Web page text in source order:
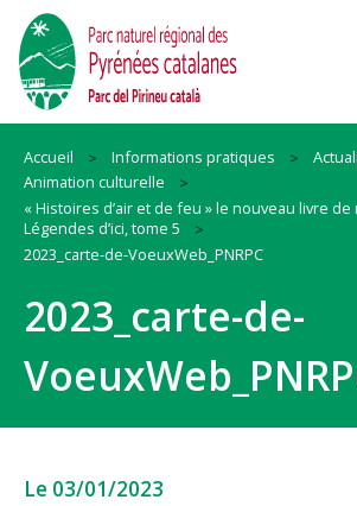
Accueil Informations pratiques
Animation culturelle
« Histoires d’air et de feu » le nouveau livre
Légendes d’ici, tome 5
2023_carte-de-VoeuxWeb_PNRPC
2023_carte-de-
Le 03/01/2023